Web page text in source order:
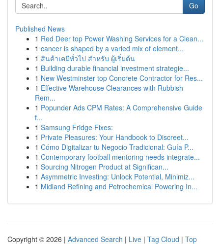
Go
Published News
1 Red Deer top Power Washing Services for a Clean...
1 cancer is shaped by a varied mix of element...
1 สินค้าเคมีทั่วไป สำหรับ ผู้เริ่มต้น
1 Building durable financial investment strategie...
1 New Westminster top Concrete Contractor for Res...
1 Effective Warehouse Clearances with Rubbish
Rem...
1 Popunder Ads CPM Rates: A Comprehensive Guide
f...
1 Samsung Fridge Fixes:
1 Private Pleasures: Your Handbook to Discreet...
1 Cómo Digitalizar tu Negocio Tradicional: Guía P...
1 Contemporary football mentoring needs integrate...
1 Sourcing Nitrogen Product at Significan...
1 Asymmetric Investing: Unlock Potential, Minimiz...
1 Midland Refining and Petrochemical Powering In...
Copyright © 2026 | Advanced Search | Live | Tag Cloud | Top